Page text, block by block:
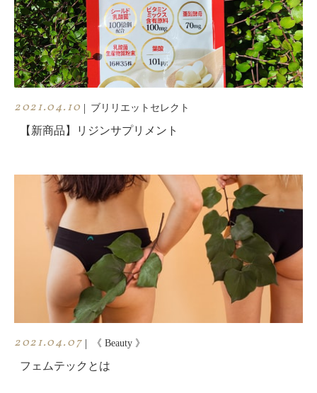
2021.04.10 | ブリリエットセレクト
【新商品】リジンサプリメント
2021.04.07 | 《 Beauty 》
フェムテックとは